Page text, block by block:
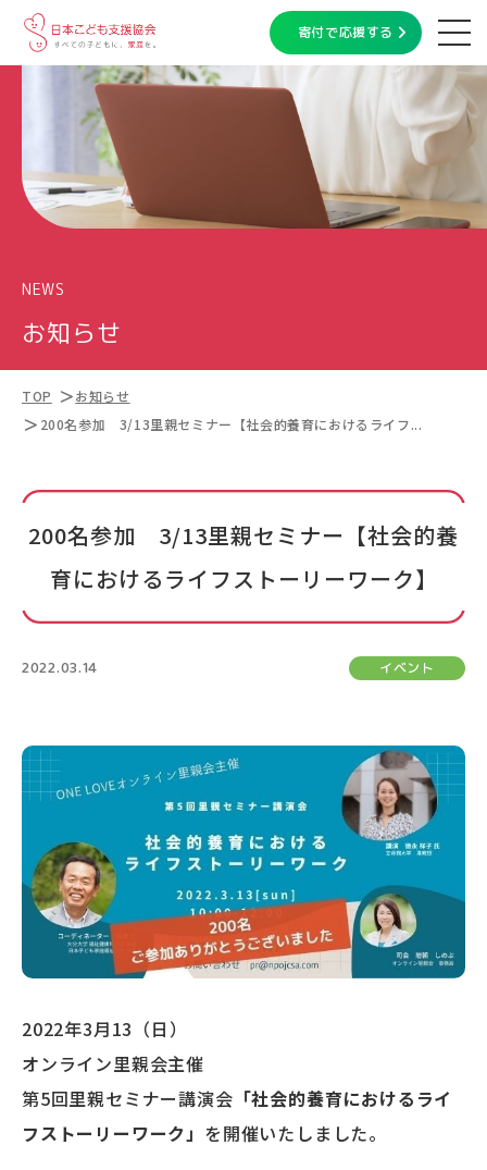
寄付で応援する
NEWS
お知らせ
TOP
お知らせ
200名参加 3/13里親セミナー【社会的養育におけるライフ...
200名参加 3/13里親セミナー【社会的養
育におけるライフストーリーワーク】
2022.03.14 イベント
2022年3月13（日）
オンライン里親会主催
第5回里親セミナー講演会 「社会的養育におけるライ
フストーリーワーク」 を開催いたしました。